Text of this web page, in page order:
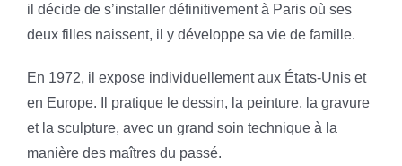
il décide de s’installer définitivement à Paris où ses
deux filles naissent, il y développe sa vie de famille.
En 1972, il expose individuellement aux États-Unis et
en Europe. Il pratique le dessin, la peinture, la gravure
et la sculpture, avec un grand soin technique à la
manière des maîtres du passé.